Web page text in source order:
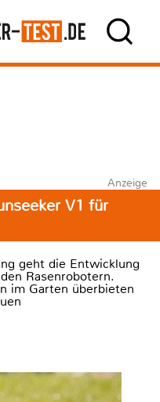
Anzeige
V1 für
geht die Entwicklung
Rasenrobotern.
im Garten überbieten